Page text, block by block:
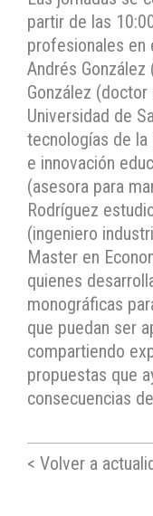
partir de las
profesionales en
Andrés González
González
Universidad de
tecnologías de la
e innovación
(asesora para
Rodríguez
(ingeniero
Master en
quienes
monográficas
que puedan ser
compartiendo
propuestas que
consecuencias
< Volver a